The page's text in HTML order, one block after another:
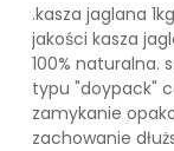
.kasza jaglana
jakości kasza
100% naturalna.
typu "doypack"
zamykanie
zachowanie